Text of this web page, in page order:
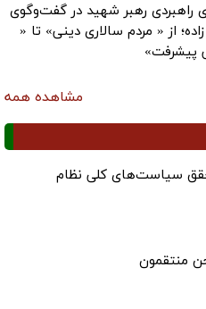
راهبردی رهبر شهید در گفت‌وگوی
از « مردم سالاری دینی» تا «
پیشرفت»
مشاهده همه
سیاست‌های کلی نظام
منتقمون